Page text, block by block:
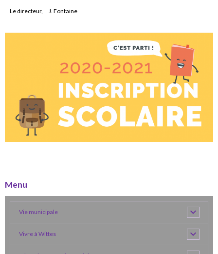
Le directeur, J. Fontaine
Menu
Vie municipale
Vivre à Wittes